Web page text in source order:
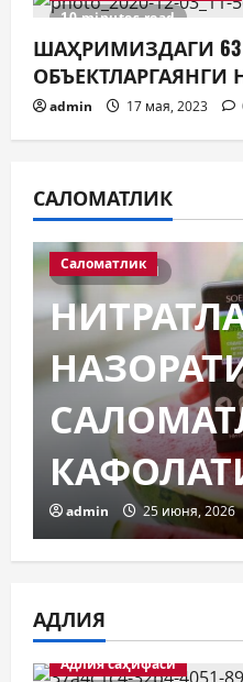
10 minutes read
ШАҲРИМИЗДАГИ 63
admin 17 мая, 2023
САЛОМАТЛИК
1 minute read
Саломатлик
ОЗИҚ —
ГАРОВИ
admin 11 июня, 2026
АДЛИЯ
Адлия саҳифаси